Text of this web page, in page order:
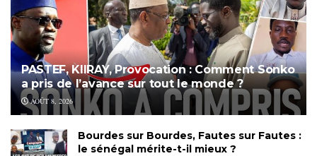
PASTEF, KIIRAY, Provocation : Comment Sonko
a pris de l’avance sur tout le monde ?
AOÛT 8, 2026
Bourdes sur Bourdes, Fautes sur Fautes :
le sénégal mérite-t-il mieux ?